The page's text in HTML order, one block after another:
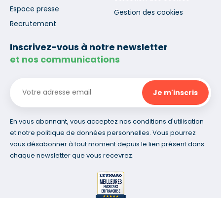
Espace presse
Recrutement
Gestion des cookies
Inscrivez-vous à notre newsletter
et nos communications
En vous abonnant, vous acceptez nos conditions d'utilisation
et notre politique de données personnelles. Vous pourrez
vous désabonner à tout moment depuis le lien présent dans
chaque newsletter que vous recevrez.